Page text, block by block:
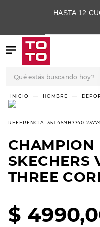
HASTA 12
HOMBRE
REFERENCIA: 351-4S9H7740-
CHAMPION
SKECHERS
THREE
$ 4990,